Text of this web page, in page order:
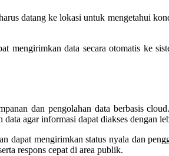
datang ke lokasi untuk mengetahui
data secara otomatis ke
dan pengolahan data berbasis
agar informasi dapat diakses dengan
mengirimkan status nyala dan
respons cepat di area publik.